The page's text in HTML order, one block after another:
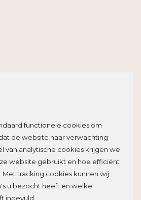
Zo beïnvloed je de
functionele cookies om
de website naar verwachting
van analytische cookies krijgen we
website gebruikt en hoe efficiënt
Met tracking cookies kunnen wij
u bezocht heeft en welke
ingevuld.